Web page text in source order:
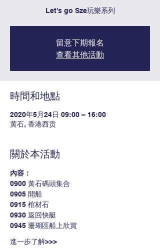
Let's go Sze玩樂系列
留意下期報名
查看其他活動
時間和地點
2020年5月24日 09:00 – 16:00
黄石, 香港西贡
關於本活動
內容：
0900 黃石碼頭集合
0905 開船
0915 棺材石
0930 返回快艇
0945 珊瑚區船上欣賞
進一步了解>>>